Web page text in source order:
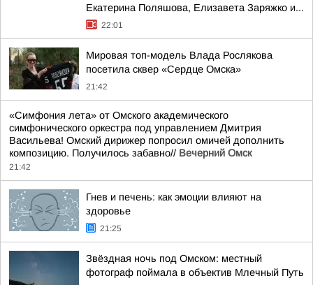
Екатерина Поляшова, Елизавета Заряжко и...
22:01
Мировая топ-модель Влада Рослякова
посетила сквер «Сердце Омска»
21:42
«Симфония лета» от Омского академического
симфонического оркестра под управлением Дмитрия
Васильева! Омский дирижер попросил омичей дополнить
композицию. Получилось забавно// Вечерний Омск
21:42
Гнев и печень: как эмоции влияют на
здоровье
21:25
Звёздная ночь под Омском: местный
фотограф поймала в объектив Млечный Путь